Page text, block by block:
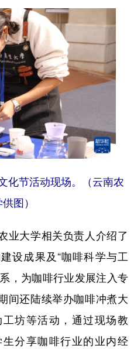
化节活动现场。（云南农
图）
大学相关负责人介绍了
设成果及“咖啡科学与工
，为咖啡行业发展注入专
间还陆续举办咖啡冲煮大
坊等活动，通过现场教
分享咖啡行业的业内经